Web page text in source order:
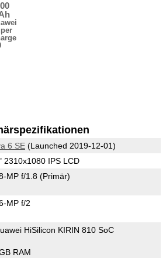
6 SE(Launched 2019-12-01)
2310x1080 IPS LCD
MP f/1.8 (Primär)
MP f/2
HiSilicon KIRIN 810 SoC
RAM